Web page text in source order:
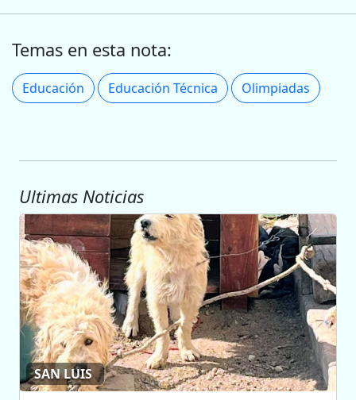
Temas en esta nota:
Educación Educación Técnica Olimpiadas
Ultimas Noticias
SAN LUIS